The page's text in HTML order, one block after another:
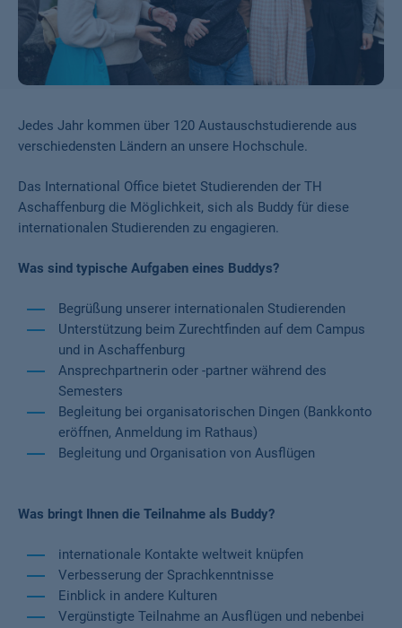
Jedes Jahr kommen über 120 Austauschstudierende aus
verschiedensten Ländern an unsere Hochschule.
Das International Office bietet Studierenden der TH
Aschaffenburg die Möglichkeit, sich als Buddy für diese
internationalen Studierenden zu engagieren.
Was sind typische Aufgaben eines Buddys?
Begrüßung unserer internationalen Studierenden
Unterstützung beim Zurechtfinden auf dem Campus
und in Aschaffenburg
Ansprechpartnerin oder -partner während des
Semesters
Begleitung bei organisatorischen Dingen (Bankkonto
eröffnen, Anmeldung im Rathaus)
Begleitung und Organisation von Ausflügen
Was bringt Ihnen die Teilnahme als Buddy?
internationale Kontakte weltweit knüpfen
Verbesserung der Sprachkenntnisse
Einblick in andere Kulturen
Vergünstigte Teilnahme an Ausflügen und nebenbei